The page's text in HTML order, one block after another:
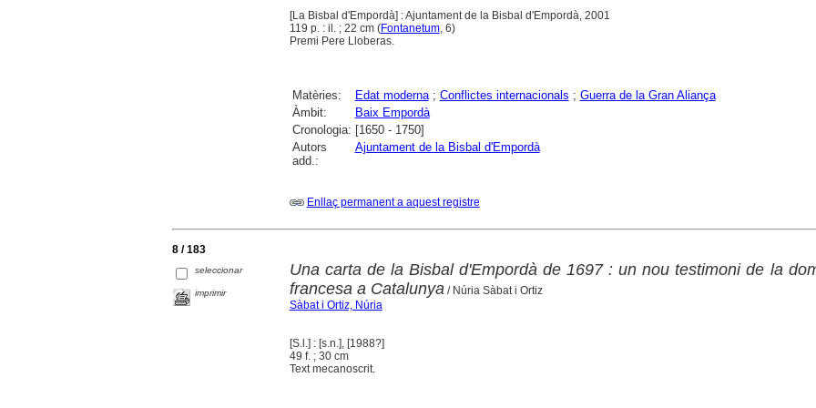
[La Bisbal d'Empordà] : Ajuntament de la Bisbal d'Empordà, 2001
119 p. : il. ; 22 cm (Fontanetum, 6)
Premi Pere Lloberas.
Matèries: Edat moderna; Conflictes internacionals ; Guerra de la Gran Aliança
Àmbit:
Baix Empordà
Cronologia: [1650 - 1750]
Autors
add.:
Ajuntament de la Bisbal d'Empordà
Enllaç permanent a aquest registre
8 / 183
seleccionar
imprimir
Una carta de la Bisbal d'Empordà de 1697 : un nou testimoni de la
francesa a Catalunya / Núria Sàbat i Ortiz
Sàbat i Ortiz, Núria
[S.l.] : [s.n.], [1988?]
49 f. ; 30 cm
Text mecanoscrit.